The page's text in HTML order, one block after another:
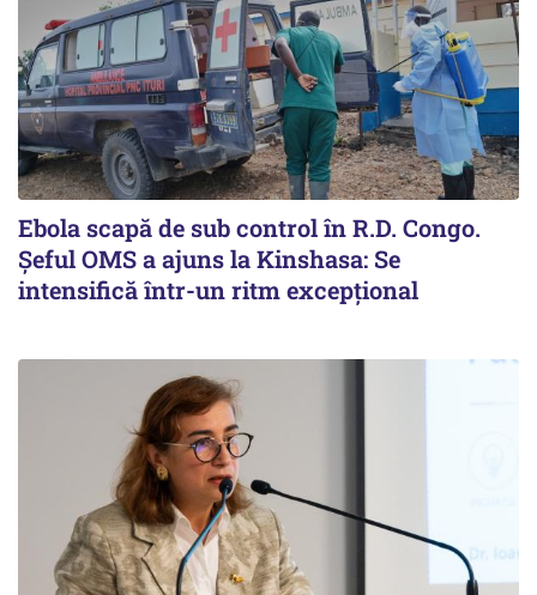
Ebola scapă de sub control în R.D. Congo.
Șeful OMS a ajuns la Kinshasa: Se
intensifică într-un ritm excepţional